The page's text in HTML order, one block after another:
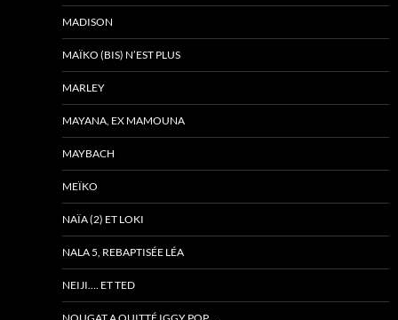
MADISON
MAÏKO (BIS) N’EST PLUS
MARLEY
MAYANA, EX MAMOUNA
MAYBACH
MEÏKO
NAÏA (2) ET LOKI
NALA 5, REBAPTISÉE LÉA
NEIJI…. ET TED